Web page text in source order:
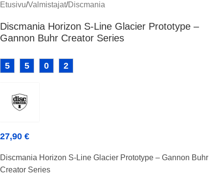
Etusivu/Valmistajat/Discmania
Discmania Horizon S-Line Glacier Prototype –
Gannon Buhr Creator Series
5 5 0 2
27,90 €
Discmania Horizon S-Line Glacier Prototype – Gannon Buhr
Creator Series